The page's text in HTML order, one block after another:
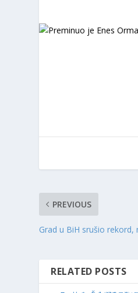
PREVIOUS
Grad u BiH srušio
RELATED POSTS